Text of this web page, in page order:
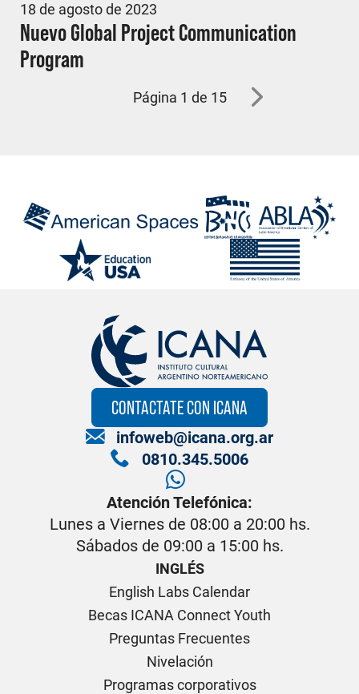
18 de agosto de 2023
Nuevo Global Project Communication
Program
Página 1 de 15
CONTACTATE CON ICANA
infoweb@icana.org.ar
0810.345.5006
Atención Telefónica:
Lunes a Viernes de 08:00 a 20:00 hs.
Sábados de 09:00 a 15:00 hs.
INGLÉS
English Labs Calendar
Becas ICANA Connect Youth
Preguntas Frecuentes
Nivelación
Programas corporativos